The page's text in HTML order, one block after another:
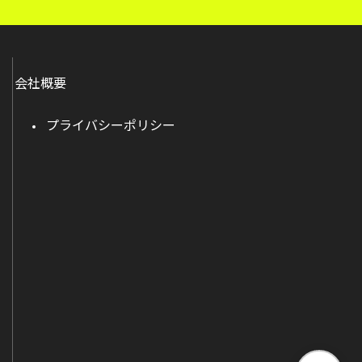
会社概要
プライバシーポリシー